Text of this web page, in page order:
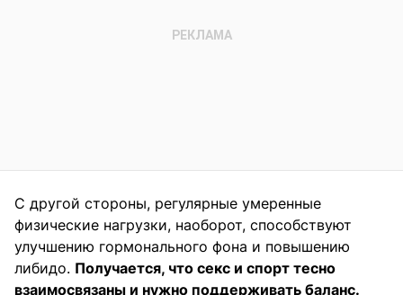
С другой стороны, регулярные умеренные
физические нагрузки, наоборот, способствуют
улучшению гормонального фона и повышению
либидо. Получается, что секс и спорт тесно
взаимосвязаны и нужно поддерживать баланс.